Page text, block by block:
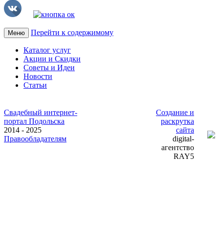
Меню Перейти к содержимому
Каталог услуг
Акции и Скидки
Советы и Идеи
Новости
Статьи
Свадебный интернет-
портал Подольска
2014 - 2025
Правообладателям
Создание и
раскрутка
сайта
digital-
агентство
RAY5